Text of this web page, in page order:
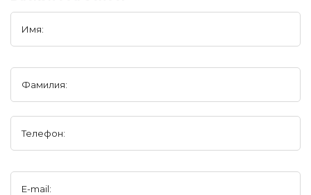
Имя:
Фамилия:
Телефон:
E-mail: